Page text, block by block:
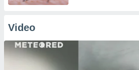
Video